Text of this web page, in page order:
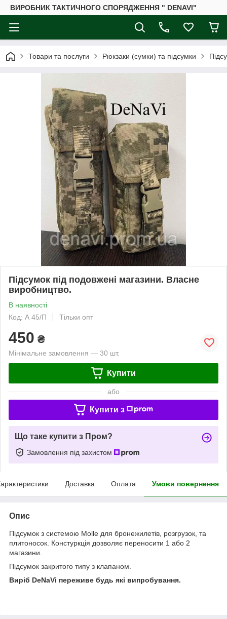
ВИРОБНИК ТАКТИЧНОГО СПОРЯДЖЕННЯ " DENAVI"
Товари та послуги Рюкзаки (сумки) та підсумки
Підсумок під подовжені магазини. Власне
виробництво.
В наявності
Код: А 45/П
Тільки опт
450 ₴
Мінімальне замовлення — 30 шт.
Купити
або
Купити з
Що таке купити з Пром?
Замовлення під захистом
Доставка Оплата Умови повернення
Опис
Підсумок з системою Molle для бронежилетів, розгрузок, та
плитоносок. Констуркція дозволяє переносити 1 або 2
магазини.
Підсумок закритого типу з клапаном.
Виріб DeNaVi переживе будь які випробування.